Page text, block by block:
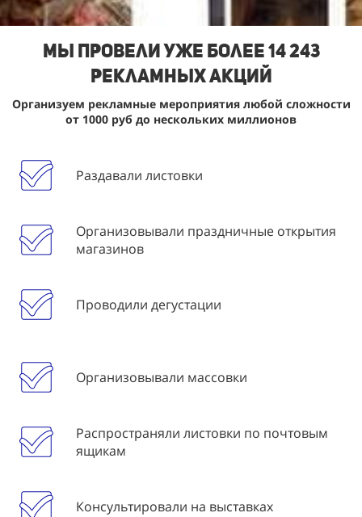
Мы Провели уже более 14 243
рекламных акций
Организуем рекламные мероприятия любой сложности
от 1000 руб до нескольких миллионов
Раздавали листовки
Организовывали праздничные открытия
магазинов
Проводили дегустации
Организовывали массовки
Распространяли листовки по почтовым
ящикам
Консультировали на выставках